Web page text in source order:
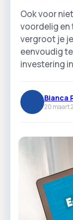
Ook voor
voordelig en
vergroot je
eenvoudig
investering
Bianca
20 maart